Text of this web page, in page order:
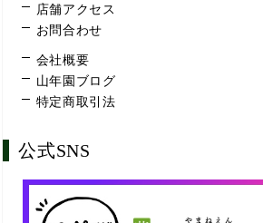
店舗アクセス
お問合わせ
会社概要
山年園ブログ
特定商取引法
公式SNS